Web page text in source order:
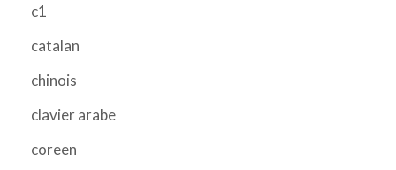
c1
catalan
chinois
clavier arabe
coreen